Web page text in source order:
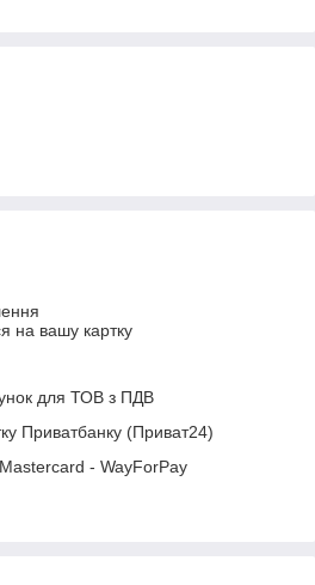
на вашу картку
для ТОВ з ПДВ
Приватбанку (Приват24)
- WayForPay